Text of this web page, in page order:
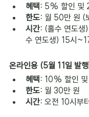
혜택: 5% 할인 및
한도: 월 50만 원 (
시간: (홀수 연도
수 연도생) 15시
온라인용 (5월 11일 발
혜택: 10% 할인
한도: 월 30만 원
시간: 오전 10시부